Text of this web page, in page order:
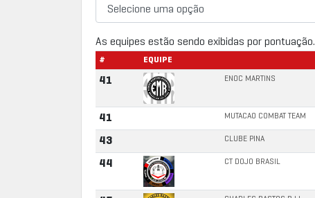
As equipes estão sendo exibidas por pontuação.
# EQUIPE
41 ENOC MARTINS
41 MUTACAO COMBAT TEAM
43 CLUBE PINA
44 CT DOJO BRASIL